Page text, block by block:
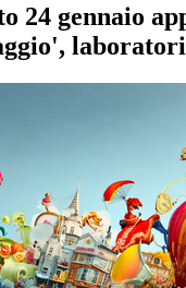
24 gennaio